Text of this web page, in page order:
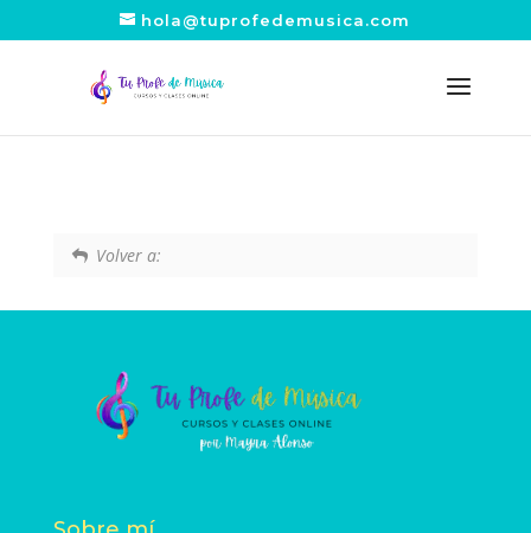
hola@tuprofedemusica.com
Volver a: